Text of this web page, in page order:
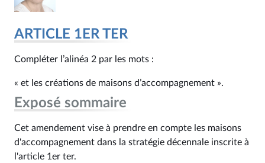
ARTICLE 1ER TER
Compléter l’alinéa 2 par les mots :
« et les créations de maisons d’accompagnement ».
Exposé sommaire
Cet amendement vise à prendre en compte les maisons
d'accompagnement dans la stratégie décennale inscrite à
l'article 1er ter.